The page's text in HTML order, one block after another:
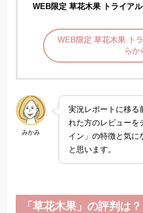
WEB限定 草花木果 トライア
WEB限定 草花木果 ト
らか
みかみ
実況レポートに移る
れた方のレビューを
イン」の特徴と気に
と思います。
「草花木果」の評判は